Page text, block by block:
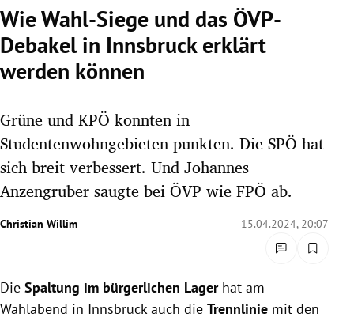
Untermenü
Untermenü
Untermenü
Untermenü
Untermenü
Wie Wahl-Siege und das ÖVP-
Debakel in Innsbruck erklärt
werden können
Grüne und KPÖ konnten in
Studentenwohngebieten punkten. Die SPÖ hat
sich breit verbessert. Und Johannes
Anzengruber saugte bei ÖVP wie FPÖ ab.
Christian Willim 15.04.2024, 20:07
Die Spaltung im bürgerlichen Lagerhat am
Wahlabend in Innsbruck auch die Trennlinie mit den